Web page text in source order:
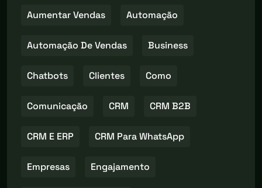
Aumentar Vendas Automação
Automação De Vendas Business
Chatbots Clientes Como
Comunicação CRM CRM B2B
CRM E ERP CRM Para WhatsApp
Empresas Engajamento